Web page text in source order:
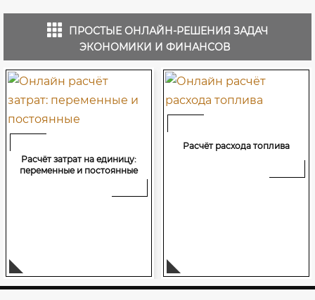
ПРОСТЫЕ ОНЛАЙН-РЕШЕНИЯ ЗАДАЧ
ЭКОНОМИКИ И ФИНАНСОВ
Расчёт затрат на единицу:
переменные и постоянные
Расчёт расхода топлива